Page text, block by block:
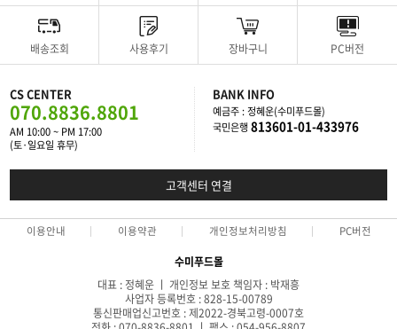
배송조회 사용후기 장바구니 PC버전
CS CENTER
070.8836.8801
AM 10:00 ~ PM 17:00
(토·일요일 휴무)
BANK INFO
예금주 : 정혜운(수미푸드몰)
국민은행 813601-01-433976
고객센터 연결
이용안내 이용약관 개인정보처리방침 PC버전
수미푸드몰
대표 : 정혜운 ㅣ 개인정보 보호 책임자 : 박재흥
사업자 등록번호 : 828-15-00789
통신판매업신고번호 : 제2022-경북고령-0007호